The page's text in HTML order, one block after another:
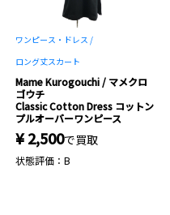
ワンピース・ドレス /
ロング丈スカート
Mame Kurogouchi / マメクロ
ゴウチ
Classic Cotton Dress コットン
プルオーバーワンピース
¥ 2,500で買取
状態評価：B